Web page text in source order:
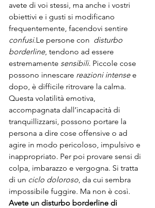
avete di voi stessi, ma anche i vostri
obiettivi e i gusti si modificano
frequentemente, facendovi sentire
confusi.Le persone con disturbo
borderline, tendono ad essere
estremamente sensibili. Piccole cose
possono innescare reazioni intense e
dopo, è difficile ritrovare la calma.
Questa volatilità emotiva,
accompagnata dall’incapacità di
tranquillizzarsi, possono portare la
persona a dire cose offensive o ad
agire in modo pericoloso, impulsivo e
inappropriato. Per poi provare sensi di
colpa, imbarazzo e vergogna. Si tratta
di un ciclo doloroso, da cui sembra
impossibile fuggire. Ma non è così.
Avete un disturbo borderline di